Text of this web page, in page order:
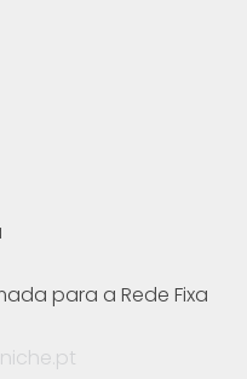
para a Rede Fixa